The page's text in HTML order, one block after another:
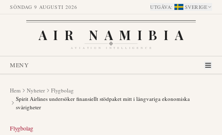
SÖNDAG 9 AUGUSTI 2026 UTGÅVA: SVERIGE
AIR NAMIBIA
AVIATION INTELLIGENCE
MENY
Hem Nyheter
Flygbolag
Spirit Airlines undersöker finansiellt stödpaket mitt i långvariga ekonomiska
svårigheter
Flygbolag